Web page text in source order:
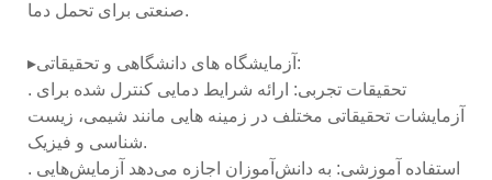
صنعتی برای تحمل دما.
▸آزمایشگاه های دانشگاهی و تحقیقاتی:
. تحقیقات تجربی: ارائه شرایط دمایی کنترل شده برای
آزمایشات تحقیقاتی مختلف در زمینه هایی مانند شیمی، زیست
شناسی و فیزیک.
. استفاده آموزشی: به دانش‌آموزان اجازه می‌دهد آزمایش‌هایی